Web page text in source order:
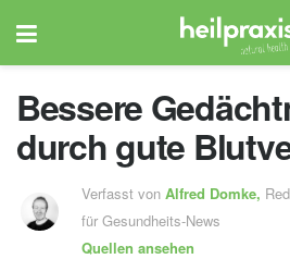
Bessere
durch gute
Verfasst vonAlfred Domke,
für Gesundheits-News
Quellen ansehen